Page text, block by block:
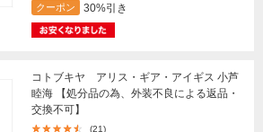
クーポン 30%引き
コトブキヤ アリス・ギア・アイギス 小芦
睦海 【処分品の為、外装不良による返品・
交換不可】
(21)